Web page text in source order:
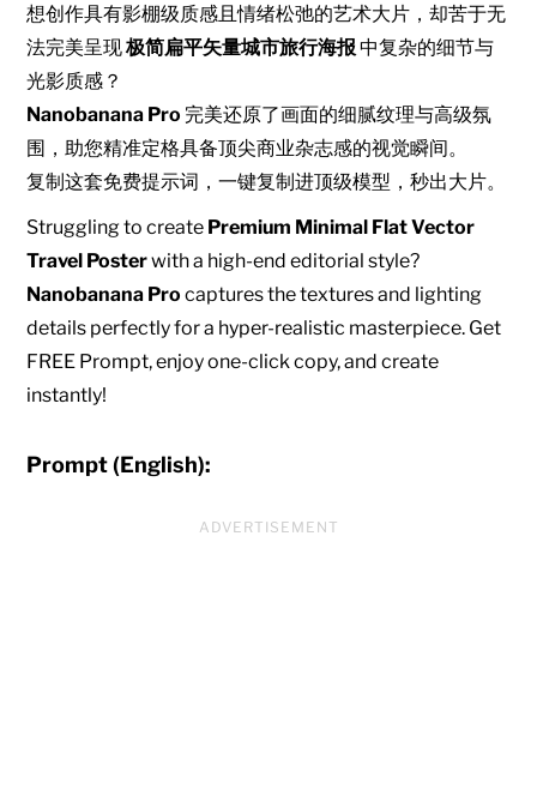
想创作具有影棚级质感且情绪松弛的艺术大片，却苦于无
法完美呈现极简扁平矢量城市旅行海报 中复杂的细节与
光影质感？
Nanobanana Pro 完美还原了画面的细腻纹理与高级氛
围，助您精准定格具备顶尖商业杂志感的视觉瞬间。
复制这套免费提示词，一键复制进顶级模型，秒出大片。
Struggling to create Premium Minimal Flat Vector
Travel Posterwith a high-end editorial style?
Nanobanana Pro captures the textures and lighting
details perfectly for a hyper-realistic masterpiece. Get
FREE Prompt, enjoy one-click copy, and create
instantly!
Prompt (English):
ADVERTISEMENT